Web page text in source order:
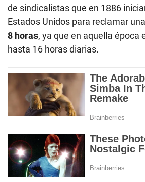
de sindicalistas que en 1886
Estados Unidos para reclamar
8 horas, ya que en aquella época
hasta 16 horas diarias.